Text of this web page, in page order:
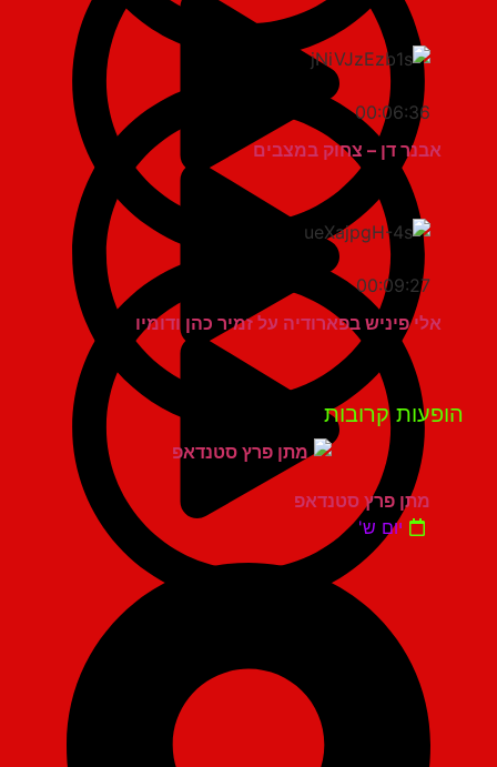
00:06:36
אבנר דן – צחוק במצבים
00:09:27
אלי פיניש בפארודיה על זמיר כהן ודומיו
קרובות
מתן פרץ סטנדאפ
יום ש'